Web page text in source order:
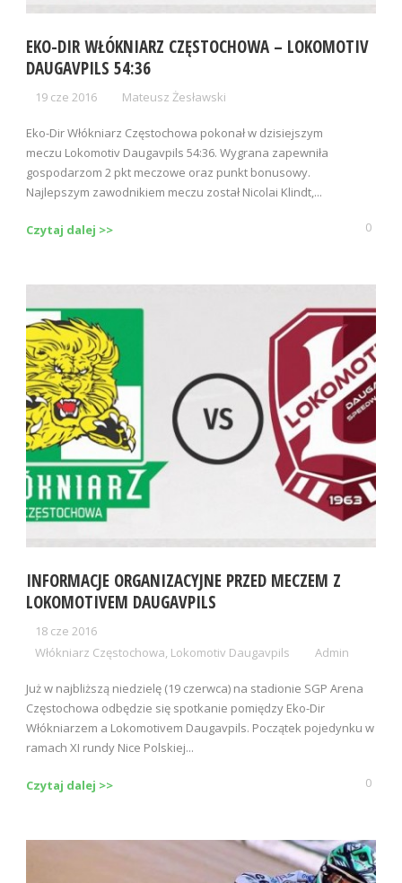
EKO-DIR WŁÓKNIARZ CZĘSTOCHOWA – LOKOMOTIV
DAUGAVPILS 54:36
19 cze 2016 Mateusz Żesławski
Eko-Dir Włókniarz Częstochowa pokonał w dzisiejszym
meczu Lokomotiv Daugavpils 54:36. Wygrana zapewniła
gospodarzom 2 pkt meczowe oraz punkt bonusowy.
Najlepszym zawodnikiem meczu został Nicolai Klindt,...
Czytaj dalej >> 0
INFORMACJE ORGANIZACYJNE PRZED MECZEM Z
LOKOMOTIVEM DAUGAVPILS
18 cze 2016
Włókniarz Częstochowa, Lokomotiv Daugavpils Admin
Już w najbliższą niedzielę (19 czerwca) na stadionie SGP Arena
Częstochowa odbędzie się spotkanie pomiędzy Eko-Dir
Włókniarzem a Lokomotivem Daugavpils. Początek pojedynku w
ramach XI rundy Nice Polskiej...
Czytaj dalej >> 0